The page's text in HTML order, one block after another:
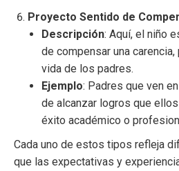
Proyecto Sentido de
Descripción: Aquí, el niño
de compensar una
vida de los padres.
Ejemplo: Padres que ven
de alcanzar logros que
éxito académico o
Cada uno de estos tipos refleja
que las expectativas y